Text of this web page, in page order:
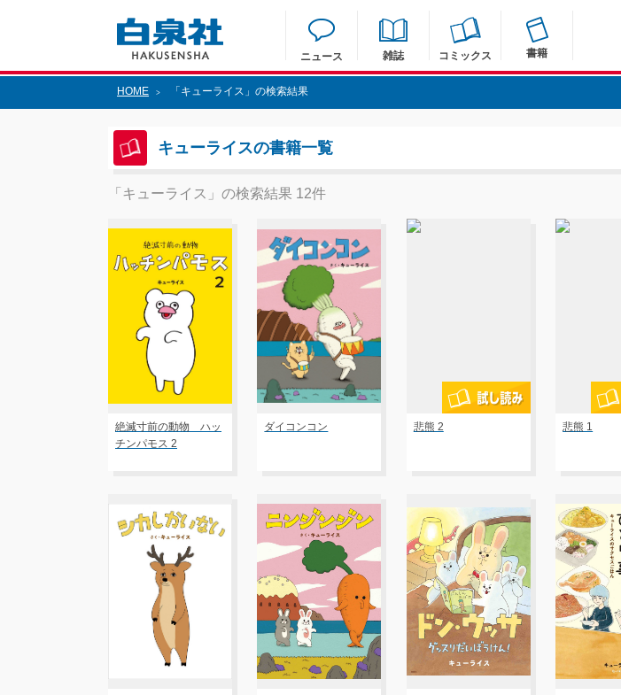
ニュース 雑誌 コミックス 書籍
HOME > 「キューライス」の検索結果
キューライスの書籍一覧
「キューライス」の検索結果 12件
絶滅寸前の動物 ハッ
チンパモス 2
ダイコンコン 悲熊 2 悲熊 1